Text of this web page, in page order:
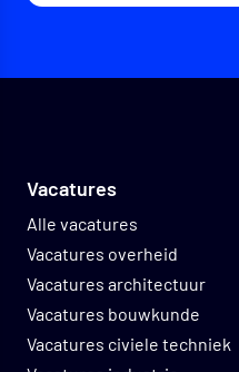
Vacatures
Alle vacatures
Vacatures overheid
Vacatures architectuur
Vacatures bouwkunde
Vacatures civiele techniek